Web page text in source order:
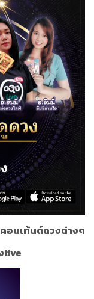
อนเท้นต์ดวงต่างๆ
live